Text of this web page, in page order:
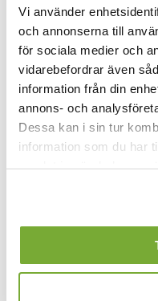
Vi använder
och annonserna till
för sociala medier och
vidarebefordrar även
information från din
annons- och
Dessa kan i sin tur
information som du har
samlat in när du har
av sidan.
att som dig själv du
och älskar Herren
Om du blir kränkt skall
men övervinna ont
Vad du har lidit, det
åt Herren, eller
3.
Guds godhet du
med böner och med
För honom fåfängt du
din brist vid nådens
vad han har brutit dig